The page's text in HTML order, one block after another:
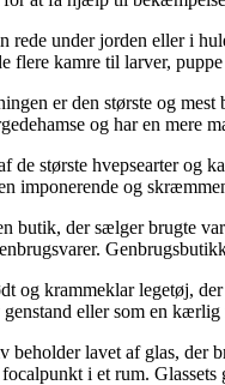
rede under jorden eller i
flere kamre til larver,
er den største og
og har en
de største hvepsearter
imponerende og
butik, der sælger brugte
og krammeklar legetøj,
eller som en
beholder lavet af glas,
i et rum.